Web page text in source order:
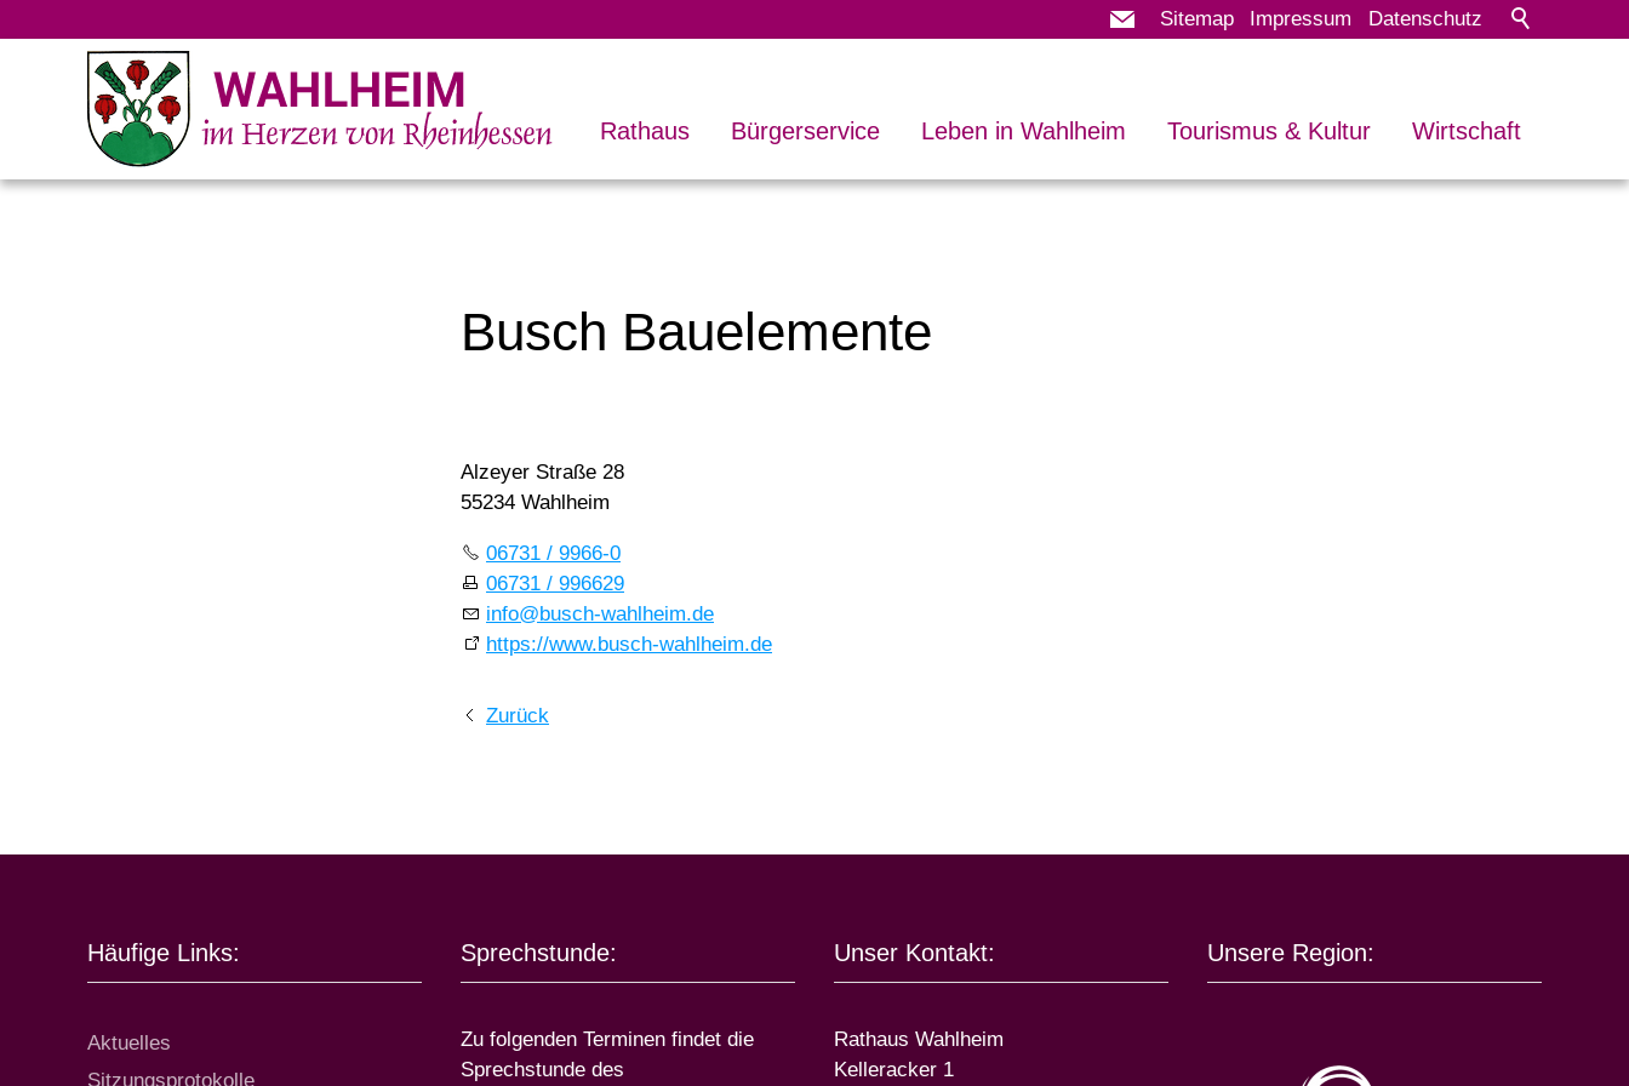
Sitemap Impressum Datenschutz
Rathaus Bürgerservice Leben in Wahlheim Tourismus & Kultur Wirtschaft
Busch Bauelemente
Alzeyer Straße 28
55234 Wahlheim
06731 / 9966-0
06731 / 996629
info@busch-wahlheim.de
https://www.busch-wahlheim.de
Zurück
Häufige Links:
Aktuelles
Sitzungsprotokolle
Sprechstunde:
Zu folgenden Terminen findet die
Sprechstunde des
Unser Kontakt:
Rathaus Wahlheim
Kelleracker 1
Unsere Region: